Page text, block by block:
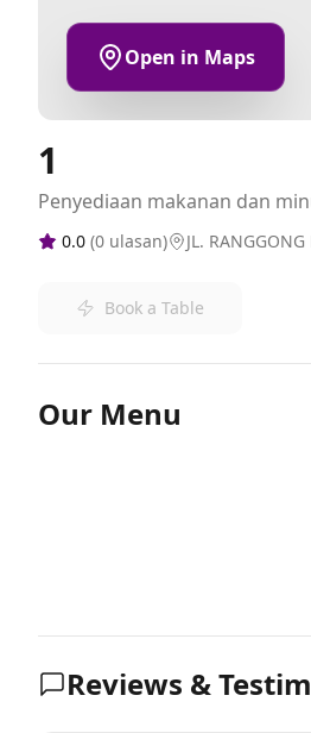
Open in Maps
1
Penyediaan makanan dan
0.0 (0 ulasan) JL.
Book a Table
Our Menu
Reviews &